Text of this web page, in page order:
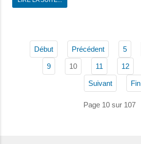
Début Précédent 5
9 10 11 12
Suivant Fin
Page 10 sur 107